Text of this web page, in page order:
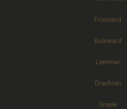
Friesland
Bolsward
Lemmer
Drachten
Sneek